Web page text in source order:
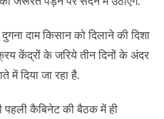
दाम किसान को दिलाने की दिशा
केंद्रों के जरिये तीन दिनों के अंदर
दिया जा रहा है.
पहली कैबिनेट की बैठक में ही